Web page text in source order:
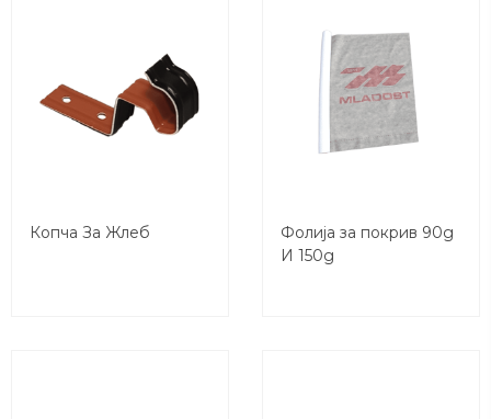
Копча За Жлеб
Фолија за покрив 90g
И 150g